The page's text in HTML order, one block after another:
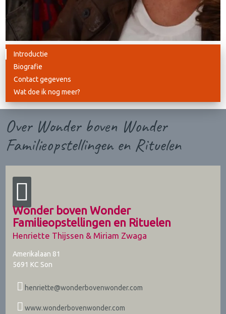
Introductie
Biografie
Contact gegevens
Wat doe ik nog meer?
Over Wonder boven Wonder
Familieopstellingen en Rituelen
Wonder boven Wonder
Familieopstellingen en Rituelen
Henriette Thijssen & Miriam Zwaga
Amerikalaan 81
5691 KC Son
henriette@wonderbovenwonder.com
www.wonderbovenwonder.com